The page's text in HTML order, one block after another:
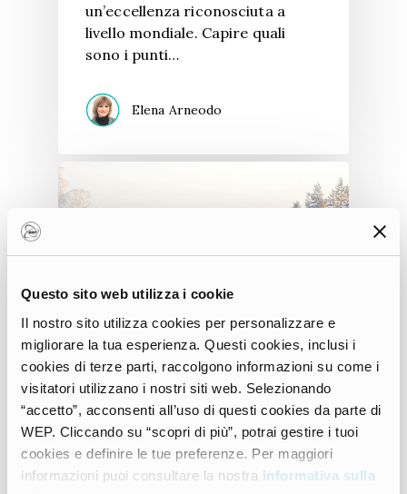
Questo sito web utilizza i cookie
Il nostro sito utilizza cookies per personalizzare e
migliorare la tua esperienza. Questi cookies, inclusi i
cookies di terze parti, raccolgono informazioni su come i
visitatori utilizzano i nostri siti web. Selezionando
“accetto”, acconsenti all’uso di questi cookies da parte di
WEP. Cliccando su “scopri di più”, potrai gestire i tuoi
cookies e definire le tue preferenze. Per maggiori
informazioni puoi consultare la nostra informativa sulla
un’eccellenza riconosciuta a
livello mondiale. Capire quali
sono i punti…
Elena Arneodo
AROUND THE WORLD
Clima, Finlandia e come
affrontarli: la storia di
Elena
“Sopporterai le temperature in